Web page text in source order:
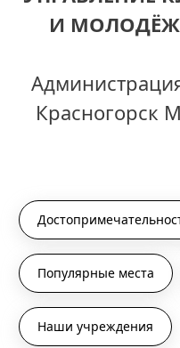
И
Красногорск
Популярные места
Наши учреждения